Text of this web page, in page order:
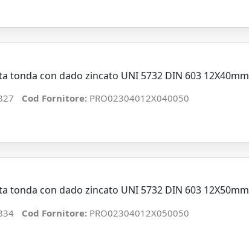
tonda con dado zincato UNI 5732 DIN 603 12X40mm
Cod Fornitore: PRO02304012X040050
tonda con dado zincato UNI 5732 DIN 603 12X50mm
Cod Fornitore: PRO02304012X050050